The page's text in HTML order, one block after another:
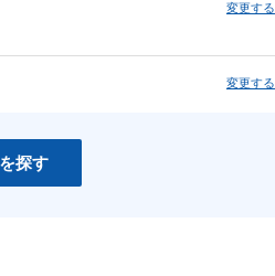
変更する
変更する
探す